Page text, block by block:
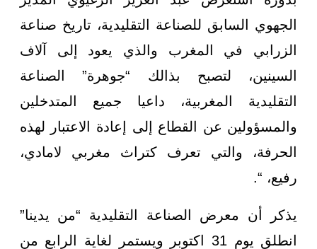
الجهوي السابق للصناعة التقليدية، تاريخ صناعة
الزرابي في المغرب والذي يعود إلى آلاف
السينين، لتصبح بذالك “جوهرة” الصناعة
التقليدية المغربية، داعيا جميع المتدخلين
والمسؤولين عن القطاع إلى إعادة الاعتبار لهذه
الحرفة، والتي تعرف كتراث مغربي لامادي،
رفيع، “.
يذكر أن معرض الصناعة التقليدية “من يدينا”
انطلق يوم 31 اكتوبر ويستمر لغاية الرابع من